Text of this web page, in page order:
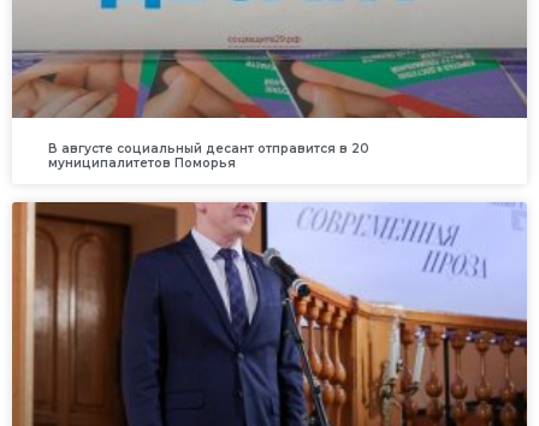
В августе социальный десант отправится в 20
муниципалитетов Поморья